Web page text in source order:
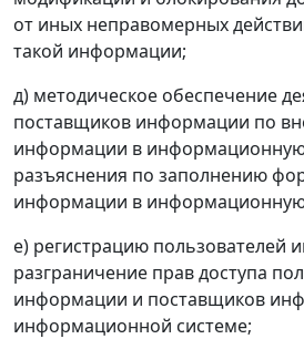
от иных неправомерных
такой информации;
д) методическое обеспечение
поставщиков информации по
информации в информационную
разъяснения по заполнению
информации в информационную
е) регистрацию пользователей
разграничение прав доступа
информации и поставщиков
информационной системе;